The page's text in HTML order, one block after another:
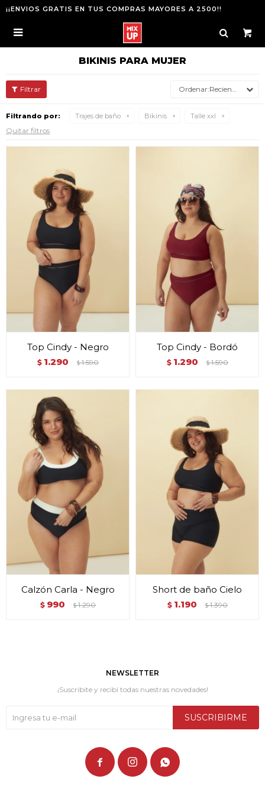
¡¡ENVIOS GRATIS EN TUS COMPRAS MAYORES A 2500!!

BIKINIS PARA MUJER
Recientes
Filtrando por: Trajes de baño Bikinis Talle xxl
Quitar filtros
Top Cindy - Negro
$ 1.290 $ 1.590
Top Cindy - Bordó
$ 1.290 $ 1.590
Calzón Carla - Negro
$ 990 $ 1.290
Short de baño Cielo
$ 1.190 $ 1.390
NEWSLETTER
¡Suscribite y recibí todas nuestras novedades!
SUSCRIBIRME
  